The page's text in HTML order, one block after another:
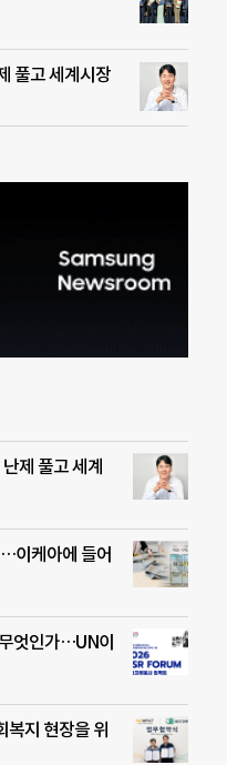
풀고 세계시장
제 풀고 세계
이케아에 들어
무엇인가…UN이
복지 현장을 위